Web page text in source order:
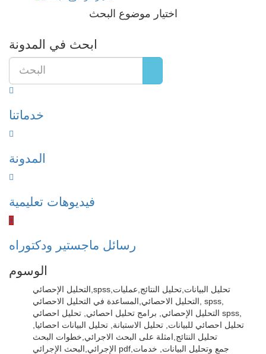
اختيار موضوع البحث
ابحث في المدونة
خدماتنا
المدونة
فيديوهات تعليمية
رسائل ماجستير ودكتوراه
الوسوم
التحليل الإحصائي,spss,تحليل البيانات,تحليل النتائج,عمليات
التحليل الاحصائي,المساعدة في التحليل الاحصائي, spss,
التحليل الإحصائي, برامج تحليل احصائي, تحليل احصائي spss,
تحليل احصائي للبيانات, تحليل الاستبانة, تحليل البيانات احصائيا,
تحليل النتائج,امثلة على البحث الاجرائي,خطوات البحث
الإجرائي,البحث الإجرائي pdf,جمع وتحليل البيانات, خدمات